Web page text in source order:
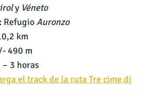
y Véneto
RefugioAuronzo
km
490 m
– 3 horas
el track de la ruta Tre cime di